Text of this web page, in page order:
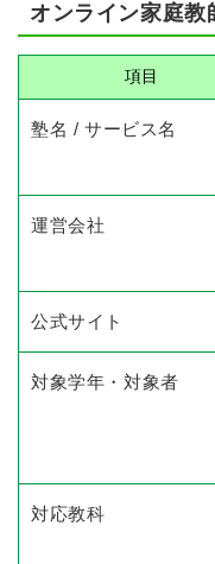
オンライン家庭教
項目
塾名 / サービス名
運営会社
公式サイト
対象学年・対象者
対応教科